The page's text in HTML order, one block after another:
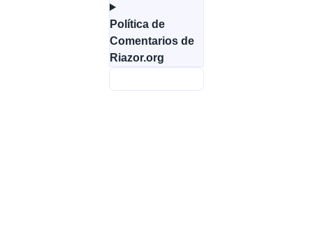
Política de
Comentarios de
Riazor.org